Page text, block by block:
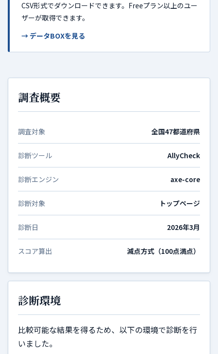
CSV形式でダウンロードできます。Freeプラン以上のユー
ザーが取得できます。
→ データBOXを見る
調査概要
調査対象 全国47都道府県
診断ツール AllyCheck
診断エンジン axe-core
診断対象 トップページ
診断日 2026年3月
スコア算出 減点方式（100点満点）
診断環境
比較可能な結果を得るため、以下の環境で診断を行
いました。